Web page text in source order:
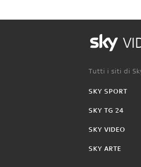
Tutti i siti di
SKY SPORT
SKY TG 24
SKY VIDEO
SKY ARTE